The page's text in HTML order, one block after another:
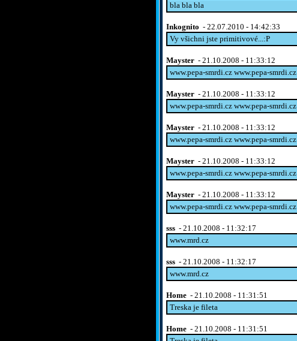
bla bla bla
Inkognito - 22.07.2010 - 14:42:33
Vy všichni jste primitivové...:P
Mayster - 21.10.2008 - 11:33:12
www.pepa-smrdi.cz www.pepa-smrdi.cz
Mayster - 21.10.2008 - 11:33:12
www.pepa-smrdi.cz www.pepa-smrdi.cz
Mayster - 21.10.2008 - 11:33:12
www.pepa-smrdi.cz www.pepa-smrdi.cz
Mayster - 21.10.2008 - 11:33:12
www.pepa-smrdi.cz www.pepa-smrdi.cz
Mayster - 21.10.2008 - 11:33:12
www.pepa-smrdi.cz www.pepa-smrdi.cz
sss - 21.10.2008 - 11:32:17
www.mrd.cz
sss - 21.10.2008 - 11:32:17
www.mrd.cz
Home - 21.10.2008 - 11:31:51
Treska je fileta
Home - 21.10.2008 - 11:31:51